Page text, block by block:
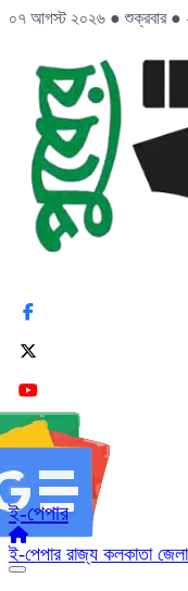
০৭ আগস্ট ২০২৬ ● শুক্রবার ●
ই-পেপার
ই-পেপার রাজ্য কলকাতা জেলা